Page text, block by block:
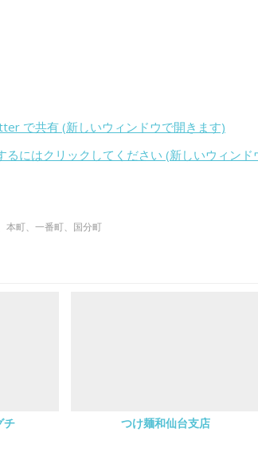
で共有 (新しいウィンドウで開きます)
るにはクリックしてください (新しいウィンド
本町、一番町、国分町
チ つけ麺和仙台支店